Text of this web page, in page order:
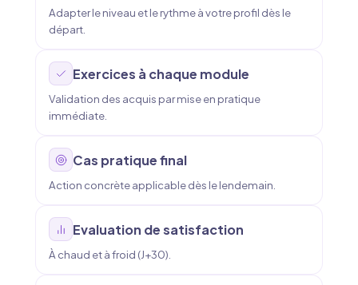
Adapter le niveau et le rythme à votre profil dès le
départ.
Exercices à chaque module
Validation des acquis par mise en pratique
immédiate.
Cas pratique final
Action concrète applicable dès le lendemain.
Evaluation de satisfaction
À chaud et à froid (J+30).